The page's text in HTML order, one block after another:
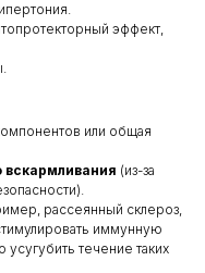
эффект,
или общая
вскармливания (из-за
рассеянный склероз,
иммунную
течение таких